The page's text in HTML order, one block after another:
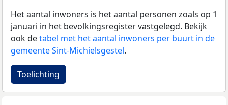
Het aantal inwoners is het aantal personen zoals op 1
januari in het bevolkingsregister vastgelegd. Bekijk
ook detabel met het aantal inwoners per buurt in de
gemeente Sint-Michielsgestel.
Toelichting